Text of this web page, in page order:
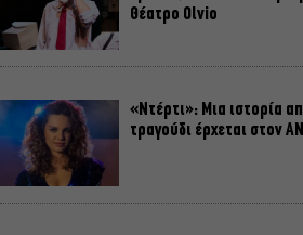
Θέατρο Olvio
«Ντέρτι»: Μια ιστορία
τραγούδι έρχεται στον